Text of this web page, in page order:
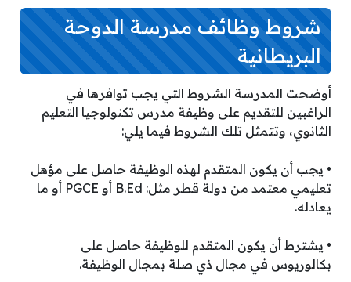
شروط وظائف مدرسة الدوحة
البريطانية
أوضحت المدرسة الشروط التي يجب توافرها في
الراغبين للتقديم على وظيفة مدرس تكنولوجيا التعليم
الثانوي، وتتمثل تلك الشروط فيما يلي:
• يجب أن يكون المتقدم لهذه الوظيفة حاصل على مؤهل
تعليمي معتمد من دولة قطر مثل: B.Ed أو PGCE أو ما
يعادله.
• يشترط أن يكون المتقدم للوظيفة حاصل على
بكالوريوس في مجال ذي صلة بمجال الوظيفة.